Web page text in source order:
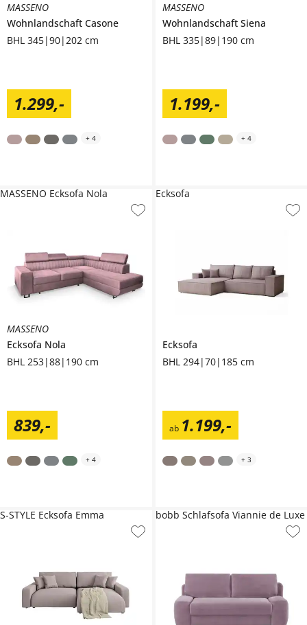
MASSENO
Wohnlandschaft Casone
BHL 345|90|202 cm
1.299,-
+ 4
MASSENO
Wohnlandschaft Siena
BHL 335|89|190 cm
1.199,-
+ 4
MASSENO
Ecksofa Nola
BHL 253|88|190 cm
839,-
MASSENO Ecksofa Nola
+ 4
Ecksofa
BHL 294|70|185 cm
ab 1.199,-
Ecksofa
+ 3
S-STYLE Ecksofa Emma bobb Schlafsofa Viannie de Luxe